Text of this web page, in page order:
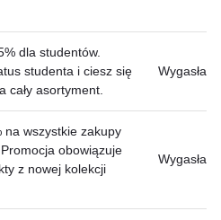
dla studentów.
studenta i ciesz się
cały asortyment.
Wygasła
na wszystkie zakupy
obowiązuje
z nowej kolekcji
Wygasła